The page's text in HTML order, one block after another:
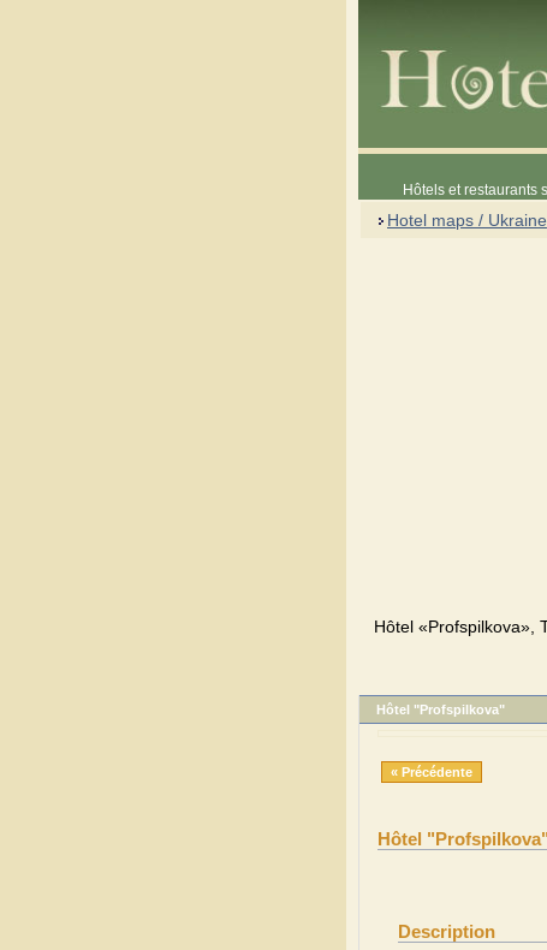
Hôtels et restaurants
Hotel maps / Ukraine
Hôtel «Profspilkova»,
Hôtel "Profspilkova"
« Précédente
Hôtel "Profspilkova"
Description